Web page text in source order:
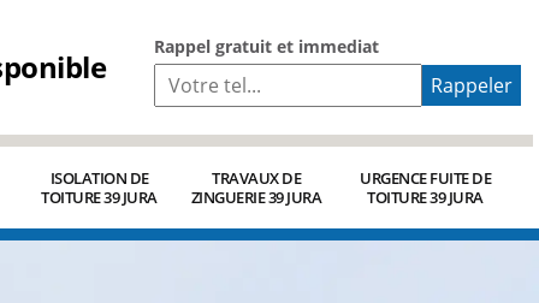
Rappel gratuit et immediat
ISOLATION DE
TOITURE 39 JURA
TRAVAUX DE
ZINGUERIE 39 JURA
URGENCE FUITE DE
TOITURE 39 JURA